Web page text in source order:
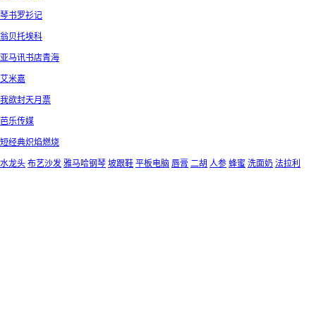
琴书罗衫记
翁贝托埃科
亚马讯书店青海
艾米嘉
我欲封天月票
芭乐传媒
短经典炽焰燃烧
水龙头 布艺沙发 雅马哈钢琴 坡跟鞋 平板电脑 唇膏 二胡 人参 蜂蜜 洗面奶 法拉利